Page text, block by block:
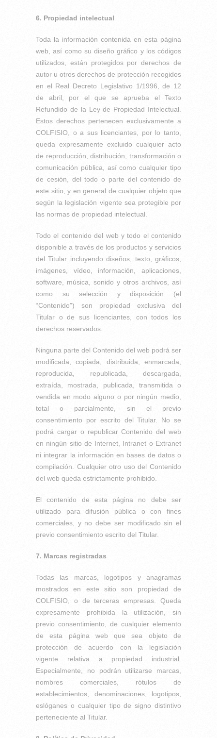
6. Propiedad intelectual
Toda la información contenida en esta página
web, así como su diseño gráfico y los códigos
utilizados, están protegidos por derechos de
autor u otros derechos de protección recogidos
en el Real Decreto Legislativo 1/1996, de 12
de abril, por el que se aprueba el Texto
Refundido de la Ley de Propiedad Intelectual.
Estos derechos pertenecen exclusivamente a
COLFISIO, o a sus licenciantes, por lo tanto,
queda expresamente excluido cualquier acto
de reproducción, distribución, transformación o
comunicación pública, así como cualquier tipo
de cesión, del todo o parte del contenido de
este sitio, y en general de cualquier objeto que
según la legislación vigente sea protegible por
las normas de propiedad intelectual.
Todo el contenido del web y todo el contenido
disponible a través de los productos y servicios
del Titular incluyendo diseños, texto, gráficos,
imágenes, vídeo, información, aplicaciones,
software, música, sonido y otros archivos, así
como su selección y disposición (el
“Contenido”) son propiedad exclusiva del
Titular o de sus licenciantes, con todos los
derechos reservados.
Ninguna parte del Contenido del web podrá ser
modificada, copiada, distribuida, enmarcada,
reproducida, republicada, descargada,
extraída, mostrada, publicada, transmitida o
vendida en modo alguno o por ningún medio,
total o parcialmente, sin el previo
consentimiento por escrito del Titular. No se
podrá cargar o republicar Contenido del web
en ningún sitio de Internet, Intranet o Extranet
ni integrar la información en bases de datos o
compilación. Cualquier otro uso del Contenido
del web queda estrictamente prohibido.
El contenido de esta página no debe ser
utilizado para difusión pública o con fines
comerciales, y no debe ser modificado sin el
previo consentimiento escrito del Titular.
7. Marcas registradas
Todas las marcas, logotipos y anagramas
mostrados en este sitio son propiedad de
COLFISIO, o de terceras empresas. Queda
expresamente prohibida la utilización, sin
previo consentimiento, de cualquier elemento
de esta página web que sea objeto de
protección de acuerdo con la legislación
vigente relativa a propiedad industrial.
Especialmente, no podrán utilizarse marcas,
nombres comerciales, rótulos de
establecimientos, denominaciones, logotipos,
eslóganes o cualquier tipo de signo distintivo
perteneciente al Titular.